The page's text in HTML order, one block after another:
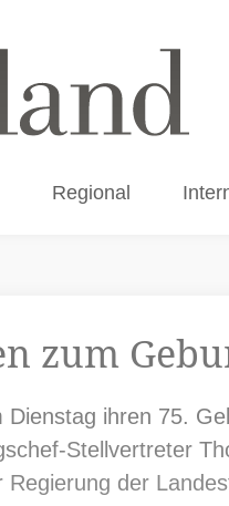
Regional
zum
ihren 75.
Stellvertreter
der